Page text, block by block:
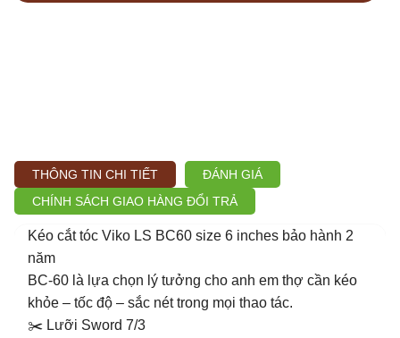
THÔNG TIN CHI TIẾT
ĐÁNH GIÁ
CHÍNH SÁCH GIAO HÀNG ĐỔI TRẢ
Kéo cắt tóc Viko LS BC60 size 6 inches bảo hành 2
năm
BC-60 là lựa chọn lý tưởng cho anh em thợ cần kéo
khỏe – tốc độ – sắc nét trong mọi thao tác.
✂️ Lưỡi Sword 7/3